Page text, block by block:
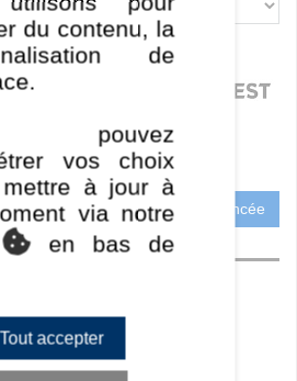
Recherche Avancée
Accueil
Ratios
Frais
du contenu, la
de
pouvez
vos choix
à jour à
via notre
en bas de
Tout accepter